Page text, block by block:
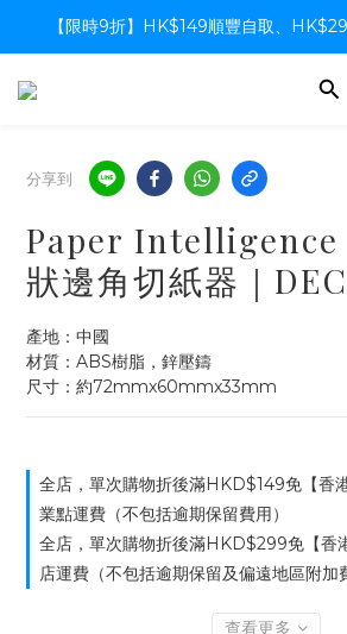
【限時9折】HK$149順豐自取、
【限時9折】HK$149順豐自取、
支付系統升級中，暫停信用卡支付至8月
分享到
Paper Intelligence
狀邊角切紙器｜
產地：中國
材質：ABS樹脂，鋅壓鑄
尺寸：約72mmx60mmx33mm
全店，單次購物折後滿HKD$149免【香
業點運費（不包括逾期保留費用）
全店，單次購物折後滿HKD$299免【香
店運費（不包括逾期保留及偏遠地區附加
查看更多